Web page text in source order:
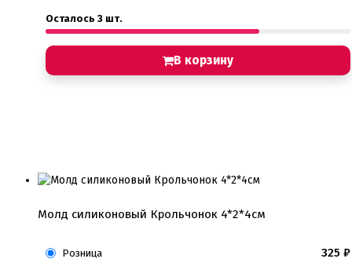
Осталось 3 шт.
В корзину
Молд силиконовый Крольчонок 4*2*4см
Розница 325 ₽